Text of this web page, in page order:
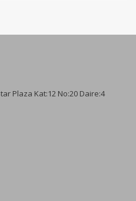
Plaza Kat:12 No:20 Daire:4